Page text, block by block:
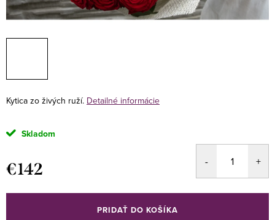
Kytica zo živých ruží. Detailné informácie
Skladom
€142
cena:
PRIDAŤ DO KOŠÍKA